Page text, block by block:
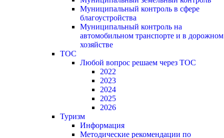
Муниципальный контроль в сфере
благоустройства
Муниципальный контроль на
автомобильном транспорте и в дорожном
хозяйстве
ТОС
Любой вопрос решаем через ТОС
2022
2023
2024
2025
2026
Туризм
Информация
Методические рекомендации по